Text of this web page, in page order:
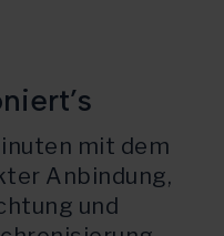
mit dem
Anbindung,
und